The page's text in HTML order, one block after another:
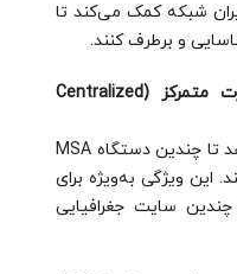
شبکه کمک می‌کند تا
و برطرف کنند.
مدیریت چند سیستم به‌صورت متمرکز (Centralized
SMU v4 به کاربران اجازه می‌دهد تا چندین دستگاه MSA
این ویژگی به‌ویژه برای
چندین سایت جغرافیایی